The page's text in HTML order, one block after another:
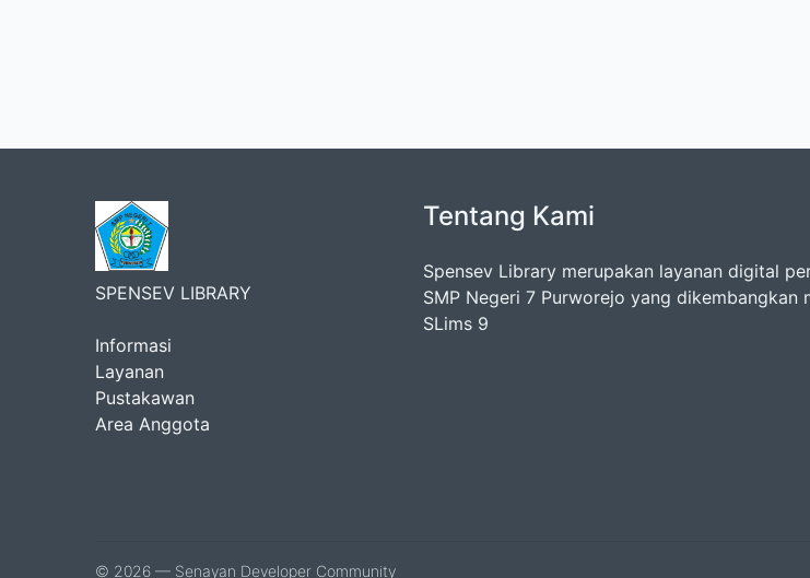
SPENSEV LIBRARY
Informasi
Layanan
Pustakawan
Area Anggota
Tentang Kami
Spensev Library merupakan layanan digital
SMP Negeri 7 Purworejo yang dikembangkan
SLims 9
© 2026 — Senayan Developer Community